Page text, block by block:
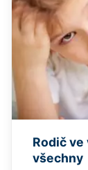
Rodič ve
všechny